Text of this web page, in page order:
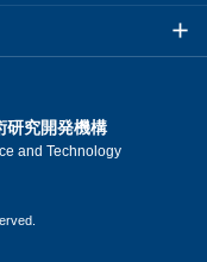
研究開発機構
and Technology